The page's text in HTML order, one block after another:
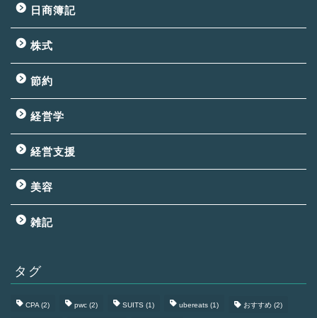
日商簿記
株式
節約
経営学
経営支援
美容
雑記
タグ
CPA (2) pwc (2) SUITS (1) ubereats (1) おすすめ (2)